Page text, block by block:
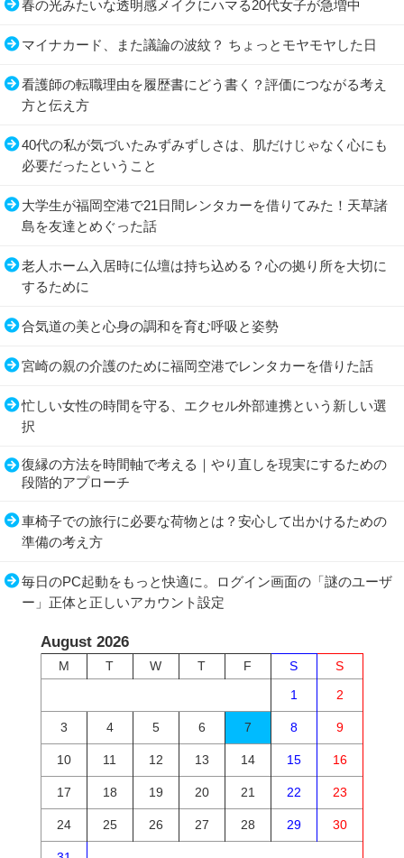
春の光みたいな透明感メイクにハマる20代女子が急増中
マイナカード、また議論の波紋？ ちょっとモヤモヤした日
看護師の転職理由を履歴書にどう書く？評価につながる考え
方と伝え方
40代の私が気づいたみずみずしさは、肌だけじゃなく心にも
必要だったということ
大学生が福岡空港で21日間レンタカーを借りてみた！天草諸
島を友達とめぐった話
老人ホーム入居時に仏壇は持ち込める？心の拠り所を大切に
するために
合気道の美と心身の調和を育む呼吸と姿勢
宮崎の親の介護のために福岡空港でレンタカーを借りた話
忙しい女性の時間を守る、エクセル外部連携という新しい選
択
復縁の方法を時間軸で考える｜やり直しを現実にするための
段階的アプローチ
車椅子での旅行に必要な荷物とは？安心して出かけるための
準備の考え方
毎日のPC起動をもっと快適に。ログイン画面の「謎のユーザ
ー」正体と正しいアカウント設定
August 2026
M T W T F S
S
1
2
3 4 5 6 7 8 9
10 11 12 13 14 15 16
17 18 19 20 21 22 23
24 25 26 27 28 29 30